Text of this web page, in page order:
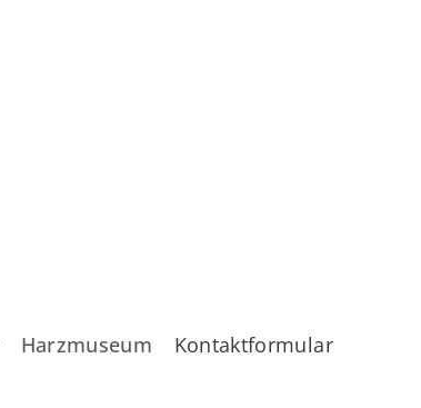
Harzmuseum Kontaktformular